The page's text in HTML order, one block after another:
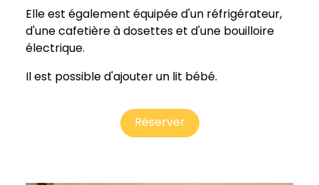
Elle est également équipée d'un réfrigérateur,
d'une cafetière à dosettes et d'une bouilloire
électrique.
Il est possible d'ajouter un lit bébé.
Réserver